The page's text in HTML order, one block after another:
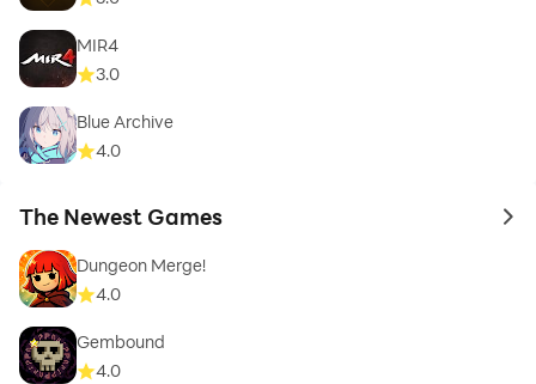
MIR4
3.0
Blue Archive
4.0
The Newest Games to
Dungeon Merge!
4.0
Gembound
4.0